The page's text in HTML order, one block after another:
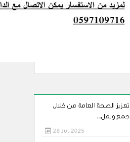
تعزيز الصحة العامة من خلال
جمع ونقل...
28 Jul 2025